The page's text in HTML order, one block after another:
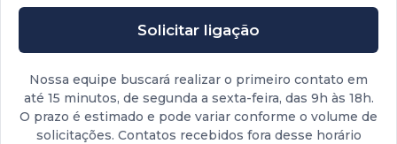
Solicitar ligação
Nossa equipe buscará realizar o primeiro contato em
até 15 minutos, de segunda a sexta-feira, das 9h às 18h.
O prazo é estimado e pode variar conforme o volume de
solicitações. Contatos recebidos fora desse horário